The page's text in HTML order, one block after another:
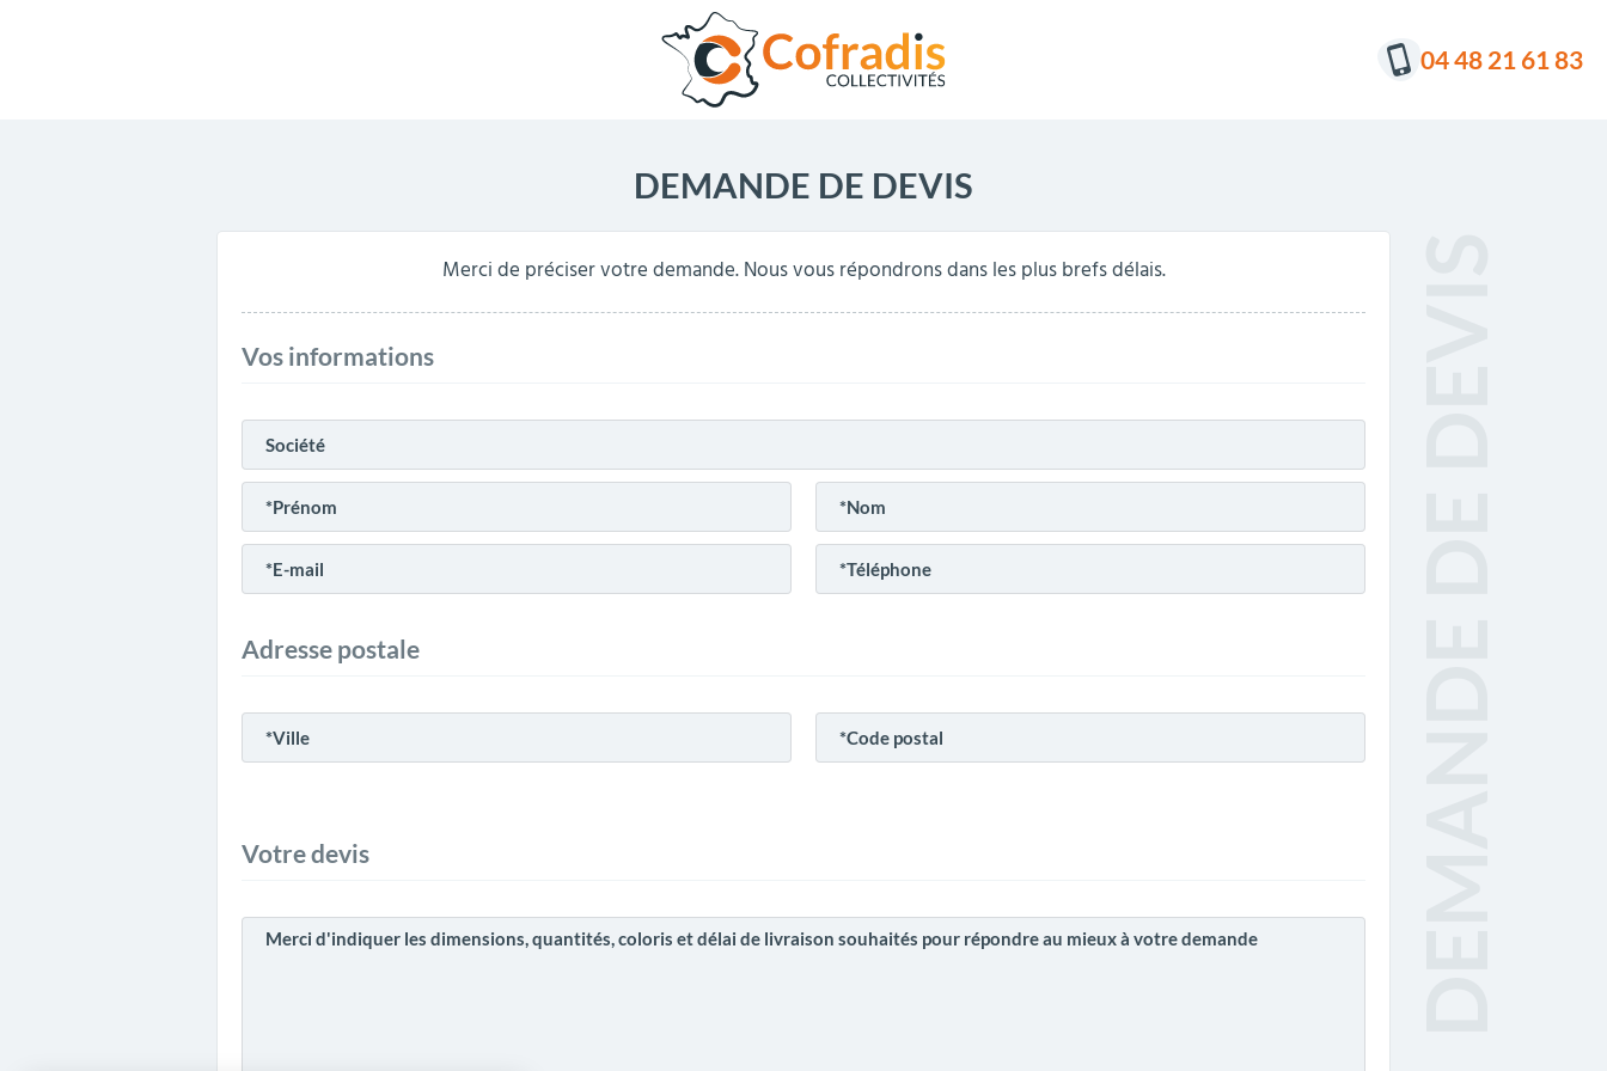
04 48 21 61 83
DEMANDE DE DEVIS
Merci de préciser votre demande. Nous vous répondrons dans les plus brefs délais.
Vos informations
Adresse postale
Votre devis